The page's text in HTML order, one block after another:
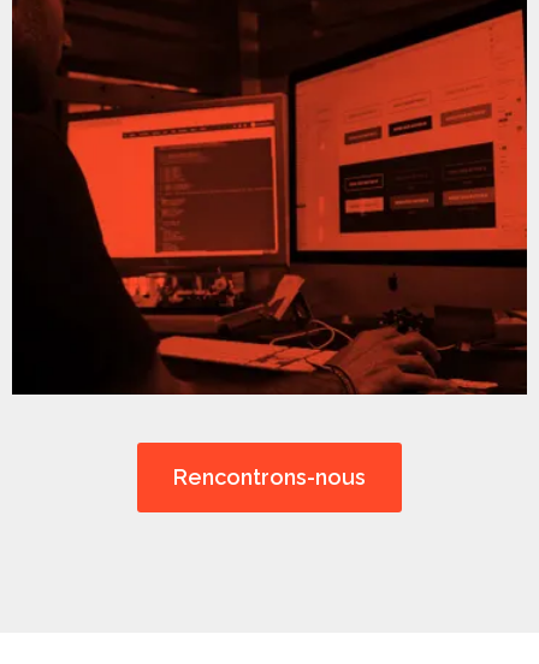
Rencontrons-nous